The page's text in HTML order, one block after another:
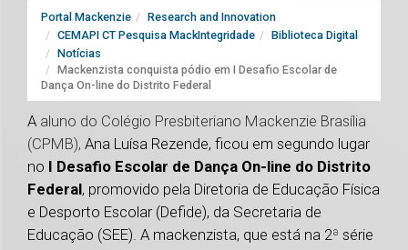
Portal Mackenzie
Research and Innovation
CEMAPI CT Pesquisa MackIntegridade
Biblioteca Digital
Notícias
Mackenzista conquista pódio em I Desafio Escolar de
Dança On-line do Distrito Federal
A aluno do Colégio Presbiteriano Mackenzie Brasília
(CPMB), Ana Luísa Rezende, ficou em segundo lugar
no I Desafio Escolar de Dança On-line do Distrito
Federal, promovido pela Diretoria de Educação Física
e Desporto Escolar (Defide), da Secretaria de
Educação (SEE). A mackenzista, que está na 2ª série